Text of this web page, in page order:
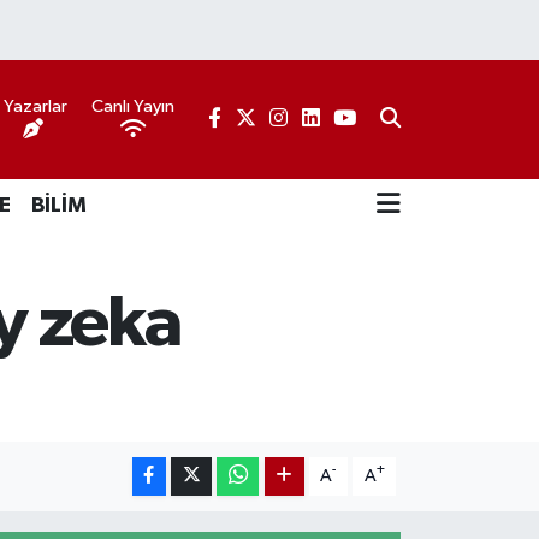
Yazarlar Canlı Yayın
BİLİM
zeka
A- A+